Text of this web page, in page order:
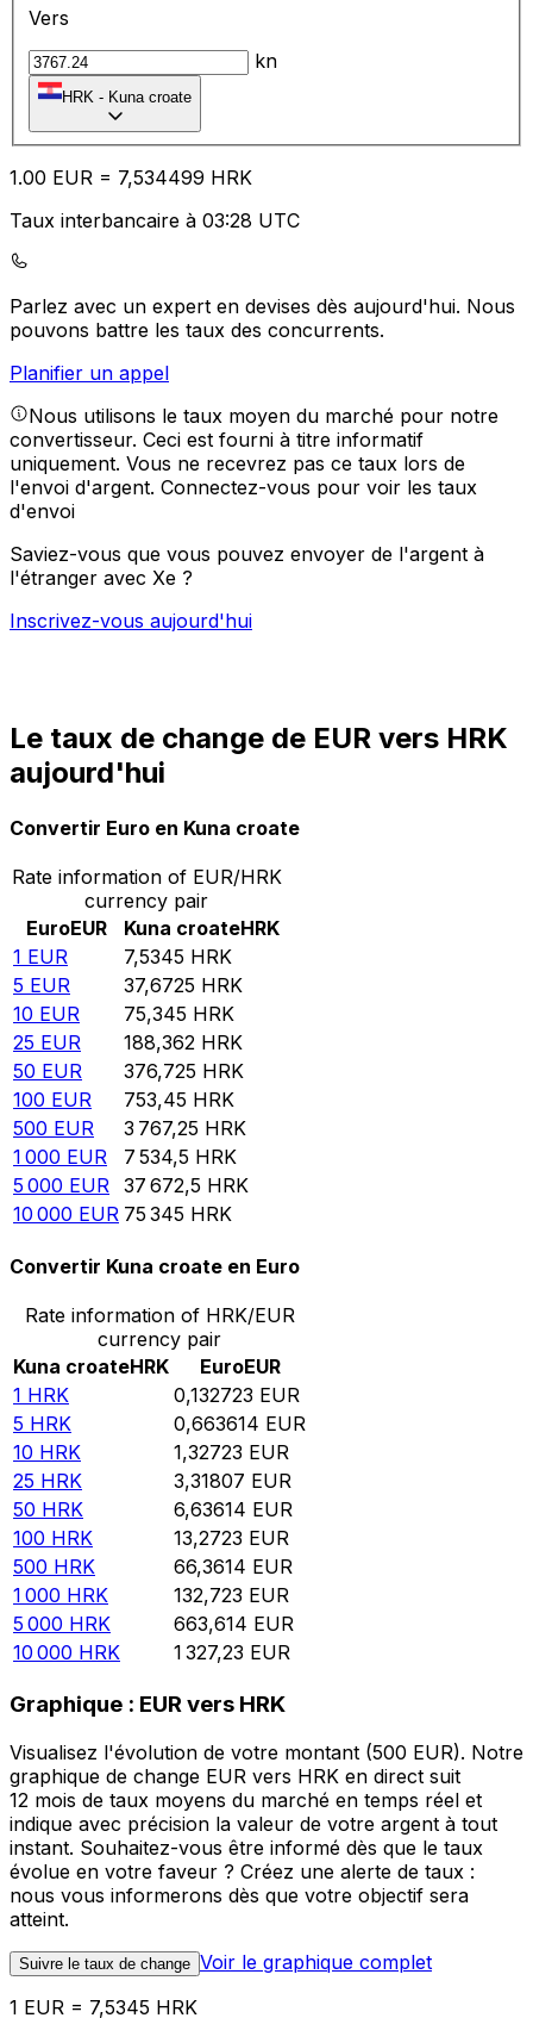
Vers
kn
HRK - Kuna croate
1.00 EUR = 7,534499 HRK
Taux interbancaire à 03:28 UTC
Parlez avec un expert en devises dès aujourd'hui. Nous
pouvons battre les taux des concurrents.
Planifier un appel
Nous utilisons le taux moyen du marché pour notre
convertisseur. Ceci est fourni à titre informatif
uniquement. Vous ne recevrez pas ce taux lors de
l'envoi d'argent. Connectez-vous pour voir les taux
d'envoi
Saviez-vous que vous pouvez envoyer de l'argent à
l'étranger avec Xe ?
Inscrivez-vous aujourd'hui
Le taux de change de EUR vers HRK
aujourd'hui
Convertir Euro en Kuna croate
Rate information of EUR/HRK
currency pair
EuroEUR Kuna croateHRK
1 EUR 7,5345 HRK
5 EUR 37,6725 HRK
10 EUR 75,345 HRK
25 EUR 188,362 HRK
50 EUR 376,725 HRK
100 EUR 753,45 HRK
500 EUR 3 767,25 HRK
1 000 EUR 7 534,5 HRK
5 000 EUR 37 672,5 HRK
10 000 EUR 75 345 HRK
Convertir Kuna croate en Euro
Rate information of HRK/EUR
currency pair
Kuna croateHRK EuroEUR
1 HRK 0,132723 EUR
5 HRK 0,663614 EUR
10 HRK 1,32723 EUR
25 HRK 3,31807 EUR
50 HRK 6,63614 EUR
100 HRK 13,2723 EUR
500 HRK 66,3614 EUR
1 000 HRK 132,723 EUR
5 000 HRK 663,614 EUR
10 000 HRK 1 327,23 EUR
Graphique : EUR vers HRK
Visualisez l'évolution de votre montant (500 EUR). Notre
graphique de change EUR vers HRK en direct suit
12 mois de taux moyens du marché en temps réel et
indique avec précision la valeur de votre argent à tout
instant. Souhaitez-vous être informé dès que le taux
évolue en votre faveur ? Créez une alerte de taux :
nous vous informerons dès que votre objectif sera
atteint.
Suivre le taux de change Voir le graphique complet
1 EUR = 7,5345 HRK